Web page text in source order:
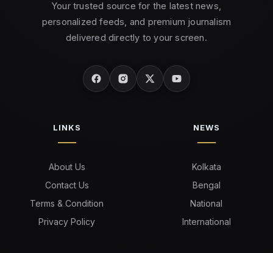
Your trusted source for the latest news,
personalized feeds, and premium journalism
delivered directly to your screen.
LINKS
About Us
Contact Us
Terms & Condition
Privacy Policy
NEWS
Kolkata
Bengal
National
International